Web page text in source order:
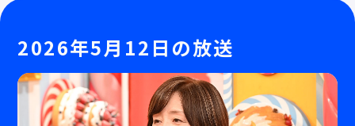
2026年5月12日の放送